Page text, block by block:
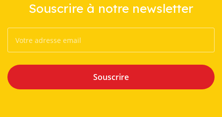
Souscrire à notre newsletter
Souscrire